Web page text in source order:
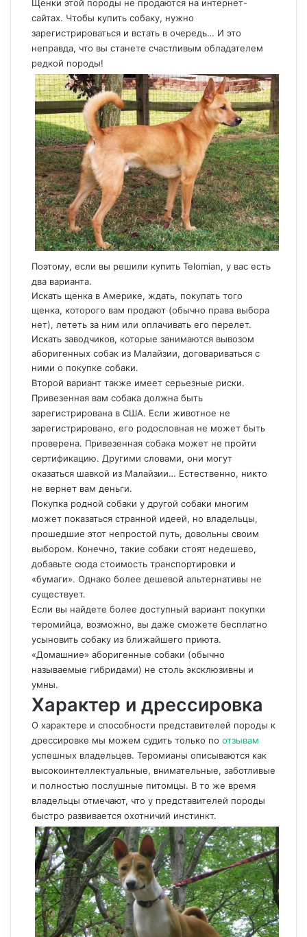
Щенки этой породы не продаются на интернет-
сайтах. Чтобы купить собаку, нужно
зарегистрироваться и встать в очередь… И это
неправда, что вы станете счастливым обладателем
редкой породы!
Поэтому, если вы решили купить Telomian, у вас есть
два варианта.
Искать щенка в Америке, ждать, покупать того
щенка, которого вам продают (обычно права выбора
нет), лететь за ним или оплачивать его перелет.
Искать заводчиков, которые занимаются вывозом
аборигенных собак из Малайзии, договариваться с
ними о покупке собаки.
Второй вариант также имеет серьезные риски.
Привезенная вам собака должна быть
зарегистрирована в США. Если животное не
зарегистрировано, его родословная не может быть
проверена. Привезенная собака может не пройти
сертификацию. Другими словами, они могут
оказаться шавкой из Малайзии… Естественно, никто
не вернет вам деньги.
Покупка родной собаки у другой собаки многим
может показаться странной идеей, но владельцы,
прошедшие этот непростой путь, довольны своим
выбором. Конечно, такие собаки стоят недешево,
добавьте сюда стоимость транспортировки и
«бумаги». Однако более дешевой альтернативы не
существует.
Если вы найдете более доступный вариант покупки
теромийца, возможно, вы даже сможете бесплатно
усыновить собаку из ближайшего приюта.
«Домашние» аборигенные собаки (обычно
называемые гибридами) не столь эксклюзивны и
умны.
Характер и дрессировка
О характере и способности представителей породы к
дрессировке мы можем судить только по отзывам
успешных владельцев. Теромианы описываются как
высокоинтеллектуальные, внимательные, заботливые
и полностью послушные питомцы. В то же время
владельцы отмечают, что у представителей породы
быстро развивается охотничий инстинкт.